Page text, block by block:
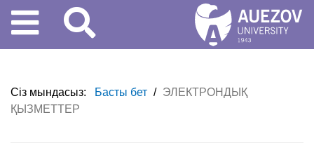
Сіз мындасыз: Басты бет / ЭЛЕКТРОНДЫҚ
ҚЫЗМЕТТЕР